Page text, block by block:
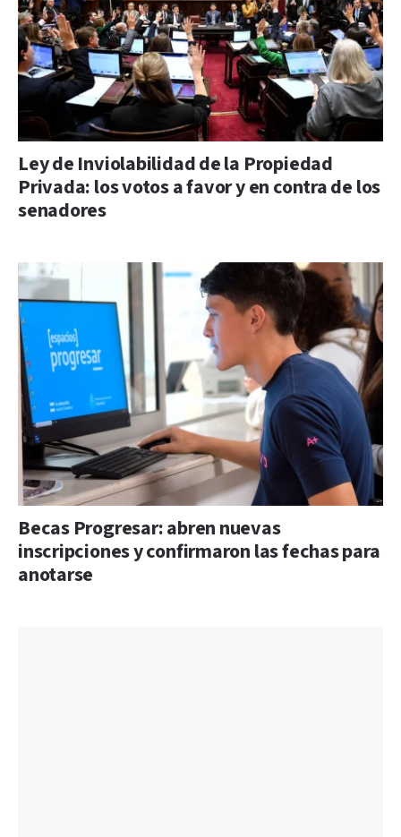
Ley de Inviolabilidad de la Propiedad
Privada: los votos a favor y en contra de los
senadores
Becas Progresar: abren nuevas
inscripciones y confirmaron las fechas para
anotarse